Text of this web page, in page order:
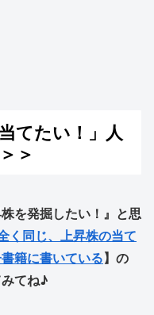
てたい！」人
＞
を発掘したい！』と思
く同じ、上昇株の当て
籍に書いている】の
てね♪